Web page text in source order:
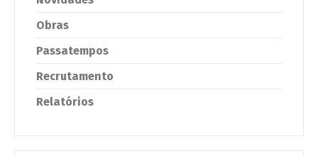
Obras
Passatempos
Recrutamento
Relatórios